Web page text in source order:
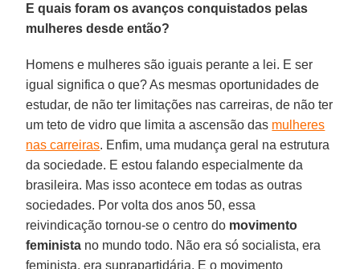
E quais foram os avanços conquistados pelas
mulheres desde então?
Homens e mulheres são iguais perante a lei. E ser
igual significa o que? As mesmas oportunidades de
estudar, de não ter limitações nas carreiras, de não ter
um teto de vidro que limita a ascensão das mulheres
nas carreiras. Enfim, uma mudança geral na estrutura
da sociedade. E estou falando especialmente da
brasileira. Mas isso acontece em todas as outras
sociedades. Por volta dos anos 50, essa
reivindicação tornou-se o centro do movimento
feminista no mundo todo. Não era só socialista, era
feminista, era suprapartidária. E o movimento